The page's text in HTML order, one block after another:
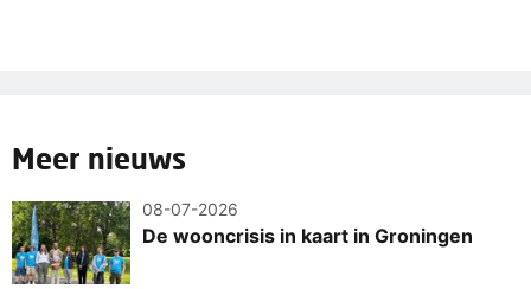
Meer nieuws
08-07-2026
De wooncrisis in kaart in Groningen